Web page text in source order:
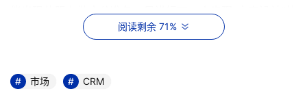
能出现的阻力做充分准备，是进行下一个步骤"方案设计"的
阅读剩余 71%
市场 CRM